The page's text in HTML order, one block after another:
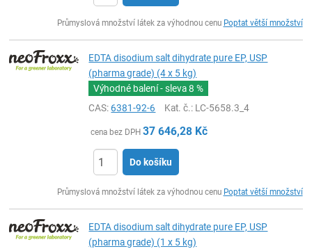
Průmyslová množství látek za výhodnou cenu Poptat větší množství
EDTA disodium salt dihydrate pure EP, USP
(pharma grade) (4 x 5 kg)
Výhodné balení - sleva8 %
CAS:6381-92-6 Kat. č.: LC-5658.3_4
cena bez DPH 37 646,28 Kč
Do košíku
Průmyslová množství látek za výhodnou cenu Poptat větší množství
EDTA disodium salt dihydrate pure EP, USP
(pharma grade) (1 x 5 kg)